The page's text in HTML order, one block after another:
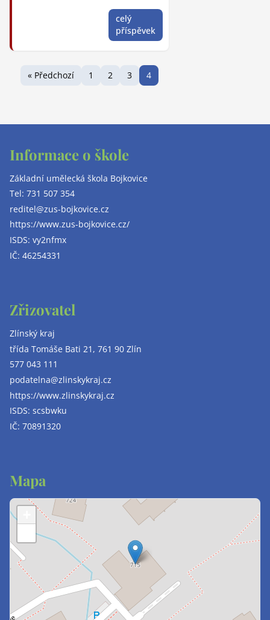
celý
příspěvek
« Předchozí 1 2 3 4
Informace o škole
Základní umělecká škola Bojkovice
Tel: 731 507 354
reditel@zus-bojkovice.cz
https://www.zus-bojkovice.cz/
ISDS: vy2nfmx
IČ: 46254331
Zřizovatel
Zlínský kraj
třída Tomáše Bati 21, 761 90 Zlín
577 043 111
podatelna@zlinskykraj.cz
https://www.zlinskykraj.cz
ISDS: scsbwku
IČ: 70891320
Mapa